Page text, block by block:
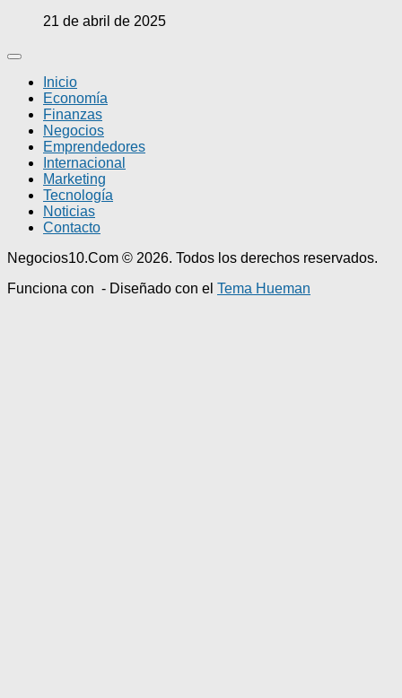
21 de abril de 2025
Inicio
Economía
Finanzas
Negocios
Emprendedores
Internacional
Marketing
Tecnología
Noticias
Contacto
Negocios10.Com © 2026. Todos los derechos reservados.
Funciona con - Diseñado con el Tema Hueman